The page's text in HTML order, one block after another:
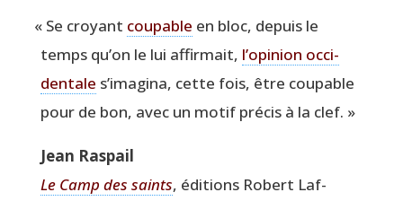
« Se croyant cou­pable en bloc, depuis le
temps qu’on le lui affir­mait, l’opinion occi­
den­tale s’imagina, cette fois, être cou­pable
pour de bon, avec un motif pré­cis à la clef. »
Jean Ras­pail
Le Camp des saints, édi­tions Robert Laf­